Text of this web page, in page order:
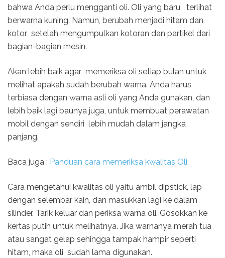
bahwa Anda perlu mengganti oli. Oli yang baru terlihat
berwarna kuning. Namun, berubah menjadi hitam dan
kotor setelah mengumpulkan kotoran dan partikel dari
bagian-bagian mesin.
Akan lebih baik agar memeriksa oli setiap bulan untuk
melihat apakah sudah berubah warna. Anda harus
terbiasa dengan warna asli oli yang Anda gunakan, dan
lebih baik lagi baunya juga, untuk membuat perawatan
mobil dengan sendiri lebih mudah dalam jangka
panjang.
Baca juga : Panduan cara memeriksa kwalitas Oli
Cara mengetahui kwalitas oli yaitu ambil dipstick, lap
dengan selembar kain, dan masukkan lagi ke dalam
silinder. Tarik keluar dan periksa warna oli. Gosokkan ke
kertas putih untuk melihatnya. Jika warnanya merah tua
atau sangat gelap sehingga tampak hampir seperti
hitam, maka oli sudah lama digunakan.